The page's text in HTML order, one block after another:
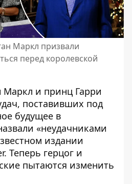
Маркл призвали
перед королевской
Маркл и принц Гарри
поставивших под
будущее в
«неудачниками
издании
Теперь герцог и
пытаются изменить